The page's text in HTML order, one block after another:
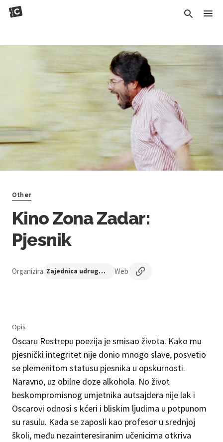
Other
Kino Zona Zadar:
Pjesnik
Organizira Zajednica udruga Centar nezavisne kulture Web
Opis
Oscaru Restrepu poezija je smisao života. Kako mu
pjesnički integritet nije donio mnogo slave, posvetio
se plemenitom statusu pjesnika u opskurnosti.
Naravno, uz obilne doze alkohola. No život
beskompromisnog umjetnika autsajdera nije lak i
Oscarovi odnosi s kćeri i bliskim ljudima u potpunom
su rasulu. Kada se zaposli kao profesor u srednjoj
školi, među nezainteresiranim učenicima otkriva